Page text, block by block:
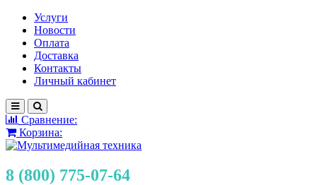
Услуги
Новости
Оплата
Доставка
Контакты
Личный кабинет
Сравнение:
Корзина:
8 (800) 775-07-64